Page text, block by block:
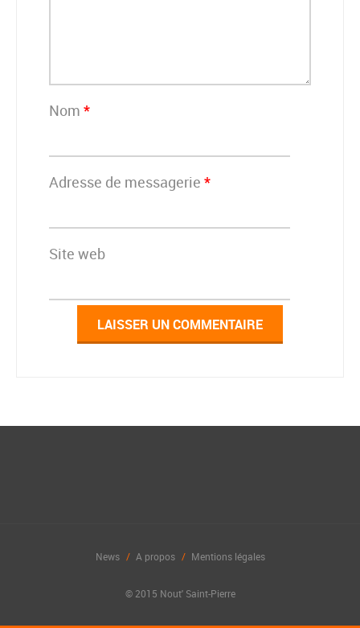
Nom *
Adresse de messagerie *
Site web
News A propos Mentions légales
© 2015 Nout' Saint-Pierre